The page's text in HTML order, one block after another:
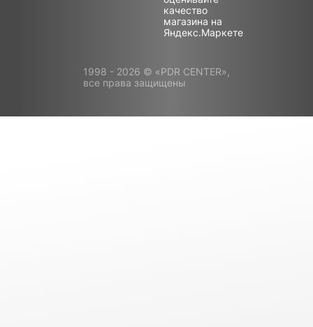
1998 - 2026 © «PDR CENTER»,
все права защищены